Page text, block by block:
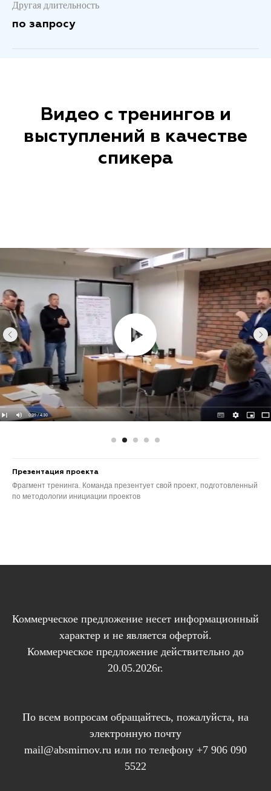
Другая длительность
по запросу
Видео с тренингов и
выступлений в качестве
спикера
Командная работа
Фрагмент тренинга по управлению проектами. Работа в группах
характер и не является офертой.
Коммерческое предложение действительно до
20.05.2026г.
электронную почту
mail@absmirnov.ru или по телефону +7 906 090
5522